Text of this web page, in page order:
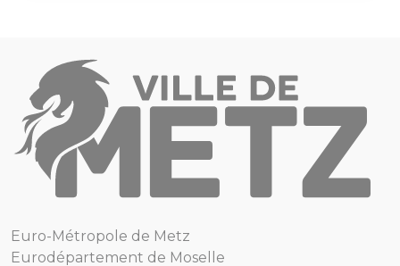
Euro-Métropole de Metz
Eurodépartement de Moselle